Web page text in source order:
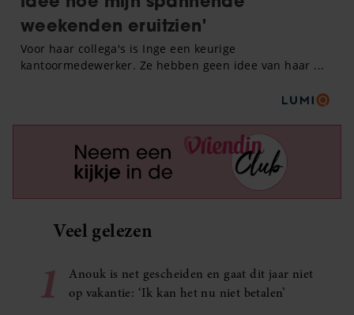
Veel gelezen
1
Anouk is net gescheiden en gaat dit jaar niet
op vakantie: ‘Ik kan het nu niet betalen’